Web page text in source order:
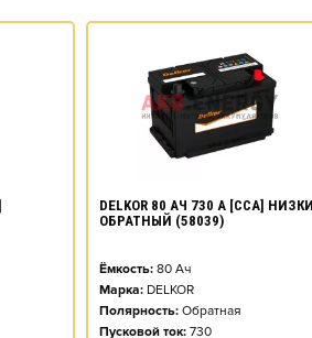
DELKOR 80 АЧ 730 А [CCA]
ОБРАТНЫЙ (58039)
Ёмкость: 80 Ач
Марка: DELKOR
Полярность: Обратная
Пусковой ток: 730